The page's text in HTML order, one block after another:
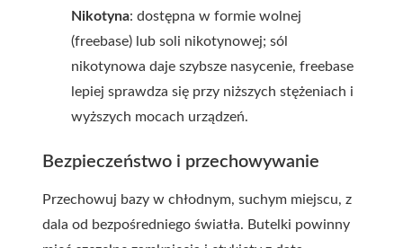
Nikotyna: dostępna w formie wolnej
(freebase) lub soli nikotynowej; sól
nikotynowa daje szybsze nasycenie, freebase
lepiej sprawdza się przy niższych stężeniach i
wyższych mocach urządzeń.
Bezpieczeństwo i przechowywanie
Przechowuj bazy w chłodnym, suchym miejscu, z
dala od bezpośredniego światła. Butelki powinny